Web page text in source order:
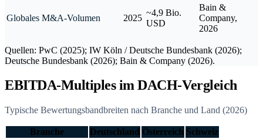
Globales M&A-Volumen 2025
~4,9 Bio.
USD
Bain &
Company,
2026
Quellen: PwC (2025); IW Köln / Deutsche Bundesbank (2026);
Deutsche Bundesbank (2026); Bain & Company (2026).
EBITDA-Multiples im DACH-Vergleich
Typische Bewertungsbandbreiten nach Branche und Land (2026)
Branche Deutschland Österreich Schweiz